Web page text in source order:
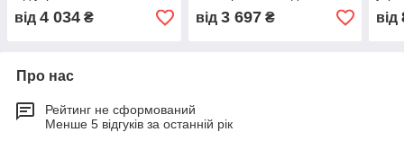
виробника автоскла
від 4 034 ₴
українського виробника
автоскла
від 3 697₴ від
Про нас
Рейтинг не сформований
Менше 5 відгуків за останній рік